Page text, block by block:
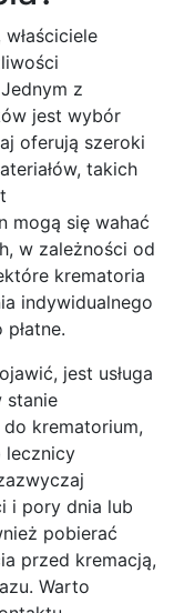
z
jest wybór
oferują szeroki
takich
mogą się wahać
w zależności od
krematoria
indywidualnego
jest usługa
stanie
krematorium,
lecznicy
i pory dnia lub
pobierać
przed kremacją,
Warto